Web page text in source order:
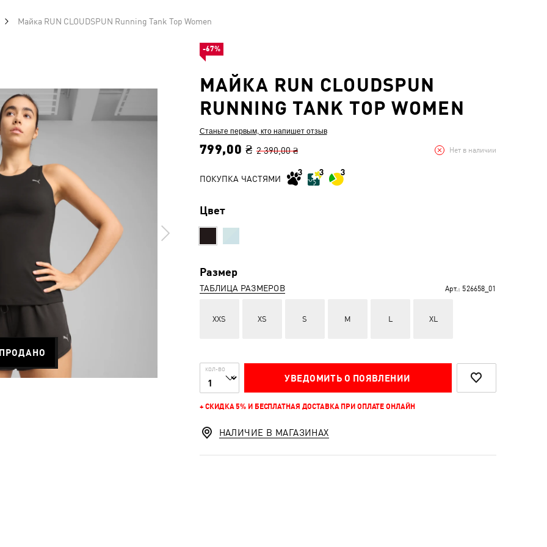
Майка RUN CLOUDSPUN Running Tank Top Women
МАЙКА RUN CLOUDSPUN
RUNNING TANK TOP WOMEN
Станьте первым, кто напишет отзыв
799,00 ₴ 2 390,00 ₴ Нет в наличии
ПОКУПКА ЧАСТЯМИ
Цвет
Размер
ТАБЛИЦА РАЗМЕРОВ Арт.: 526658_01
XXS XS S M L XL
КОЛ-ВО
УВЕДОМИТЬ О ПОЯВЛЕНИИ
+ СКИДКА 5% И БЕСПЛАТНАЯ ДОСТАВКА ПРИ ОПЛАТЕ ОНЛАЙН
-67%
НАЛИЧИЕ В МАГАЗИНАХ